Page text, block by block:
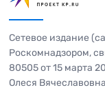
Сетевое издание
Роскомнадзором,
80505 от 15 марта
Олеся